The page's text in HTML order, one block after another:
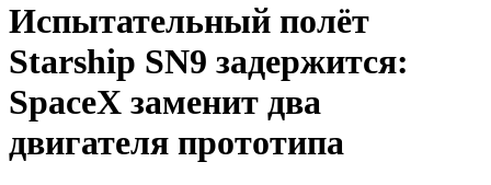
Испытательный полёт
Starship SN9 задержится:
SpaceX заменит два
двигателя прототипа